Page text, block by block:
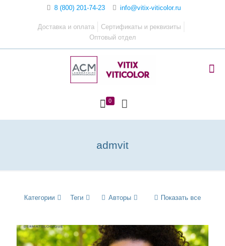
8 (800) 201-74-23 info@vitix-viticolor.ru
Доставка и оплата
Сертификаты и реквизиты
Оптовый отдел
0
admvit
Категории Теги Авторы Показать все